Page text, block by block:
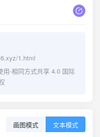
1.html
用-相同方式共享 4.0 国际
画图模式 文本模式